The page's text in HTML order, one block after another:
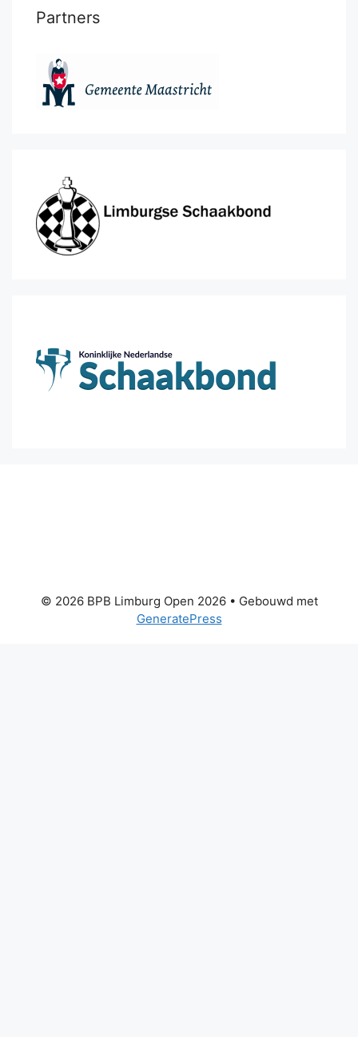
Partners
© 2026 BPB Limburg Open 2026• Gebouwd met
GeneratePress